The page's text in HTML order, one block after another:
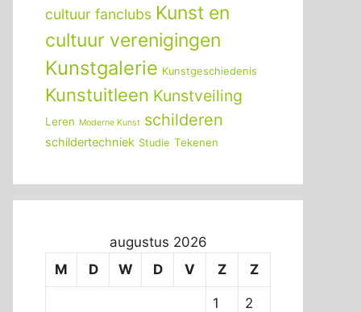
cultuur fanclubs Kunst en
cultuur verenigingen
Kunstgalerie Kunstgeschiedenis
Kunstuitleen Kunstveiling
Leren Moderne Kunst schilderen
schildertechniek Studie Tekenen
augustus 2026
M
D W D V Z Z
1 2